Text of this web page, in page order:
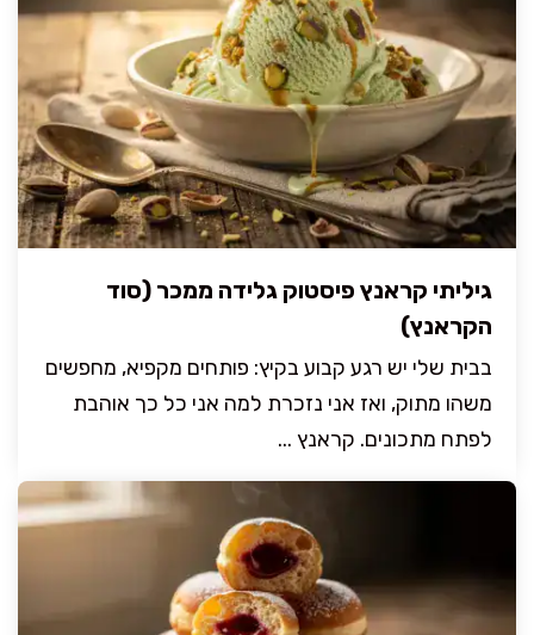
גיליתי קראנץ פיסטוק גלידה ממכר (סוד
הקראנץ)
בבית שלי יש רגע קבוע בקיץ: פותחים מקפיא, מחפשים
משהו מתוק, ואז אני נזכרת למה אני כל כך אוהבת
לפתח מתכונים. קראנץ ...